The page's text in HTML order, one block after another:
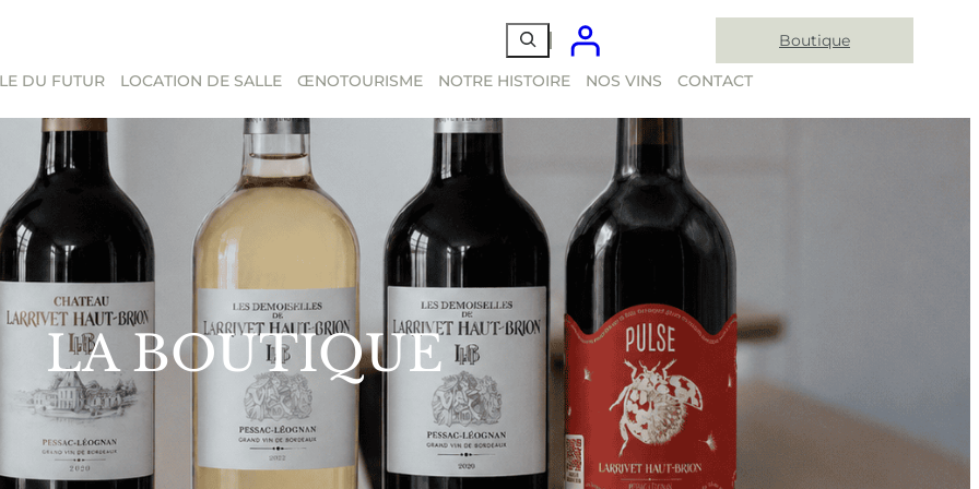
Boutique
DU FUTUR LOCATION DE SALLE ŒNOTOURISME NOTRE HISTOIRE NOS VINS CONTACT
LA BOUTIQUE